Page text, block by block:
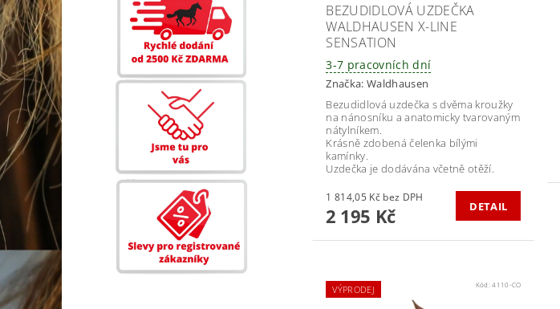
BEZUDIDLOVÁ UZDEČKA
WALDHAUSEN X-LINE
SENSATION
3-7 pracovních dní
Značka: Waldhausen
Bezudidlová uzdečka s dvěma kroužky
na nánosníku a anatomicky tvarovaným
nátylníkem.
Krásně zdobená čelenka bílými
kamínky.
Uzdečka je dodávána včetně otěží.
1 814,05 Kč bez DPH
2 195 Kč DETAIL
VÝPRODEJ Kód:4110-CO